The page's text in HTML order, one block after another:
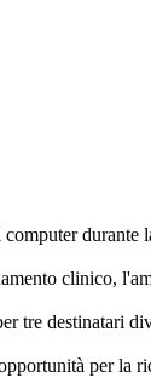
durante
clinico,
destinatari
per la